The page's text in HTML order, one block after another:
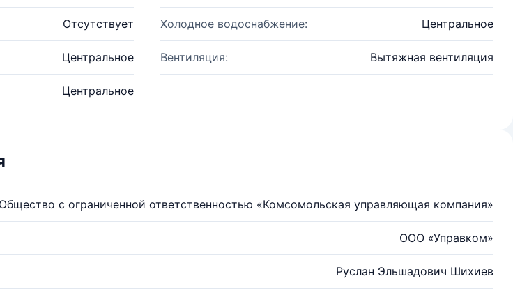
Отсутствует Холодное водоснабжение: Центральное
Центральное Вентиляция: Вытяжная вентиляция
Центральное
Общество с ограниченной ответственностью «Комсомольская управляющая компания»
ООО «Управком»
Руслан Эльшадович Шихиев